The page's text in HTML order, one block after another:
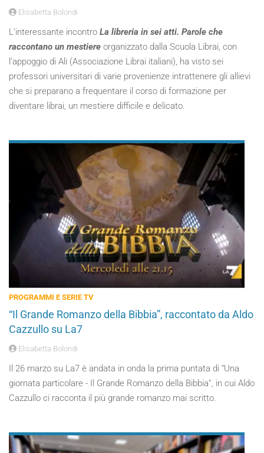
Elisabetta Bolondi
L’interessante incontro La libreria in sei atti. Parole che
raccontano un mestiere organizzato dalla Scuola Librai, con
l’appoggio di Ali (Associazione Librai italiani), ha visto sei
professori universitari di varie provenienze intrattenere gli allievi
che si preparano a frequentare il corso di formazione per
diventare librai, un mestiere difficile e delicato.
PROGRAMMI E SERIE TV
“Il Grande Romanzo della Bibbia”, raccontato da Aldo
Cazzullo su La7
Elisabetta Bolondi
Il 26 marzo su La7 è andata in onda la prima puntata di “Una
giornata particolare - Il Grande Romanzo della Bibbia”, in cui Aldo
Cazzullo ci racconta il più grande romanzo mai scritto.